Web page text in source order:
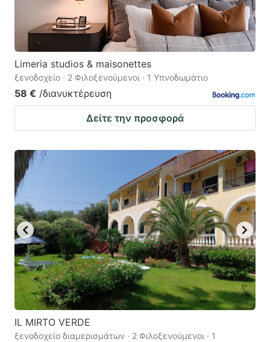
Limeria studios & maisonettes
ξενοδοχείο · 2 Φιλοξενούμενοι · 1 Υπνοδωμάτιο
58 € /διανυκτέρευση
Δείτε την προσφορά
IL MIRTO VERDE
ξενοδοχείο διαμερισμάτων · 2 Φιλοξενούμενοι · 1